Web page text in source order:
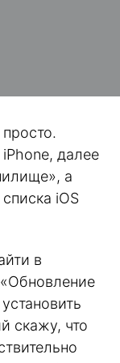
далее
а
iOS
в
скажу, что